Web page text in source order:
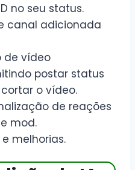
no seu status.
canal adicionada
de vídeo
postar status
o vídeo.
de reações
mod.
melhorias.